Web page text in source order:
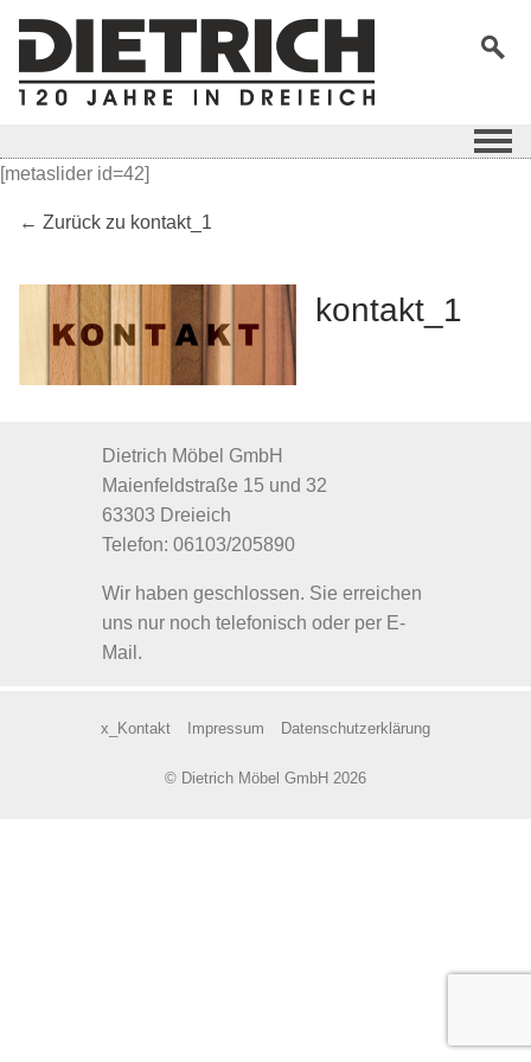
[metaslider id=42]
← Zurück zu kontakt_1
kontakt_1
Dietrich Möbel GmbH
Maienfeldstraße 15 und 32
63303 Dreieich
Telefon: 06103/205890
Wir haben geschlossen. Sie erreichen
uns nur noch telefonisch oder per E-
Mail.
x_Kontakt Impressum Datenschutzerklärung
© Dietrich Möbel GmbH 2026